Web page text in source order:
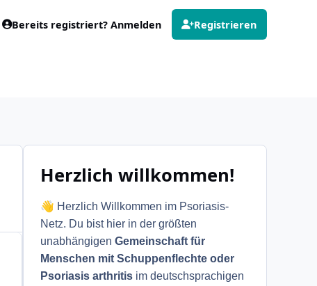
Bereits registriert? Anmelden Registrieren
Herzlich willkommen!
👋 Herzlich Willkommen im Psoriasis-
Netz. Du bist hier in der größten
unabhängigenGemeinschaft für
Menschen mit Schuppenflechte oder
Psoriasis arthritis im deutschsprachigen